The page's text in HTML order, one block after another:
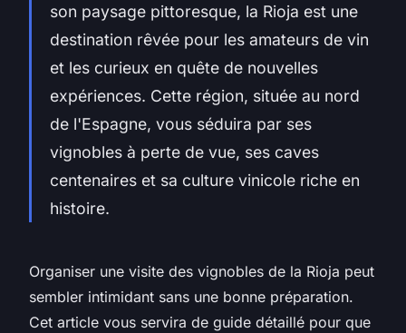
son paysage pittoresque, la Rioja est une
destination rêvée pour les amateurs de vin
et les curieux en quête de nouvelles
expériences. Cette région, située au nord
de l'Espagne, vous séduira par ses
vignobles à perte de vue, ses caves
centenaires et sa culture vinicole riche en
histoire.
Organiser une visite des vignobles de la Rioja peut
sembler intimidant sans une bonne préparation.
Cet article vous servira de guide détaillé pour que